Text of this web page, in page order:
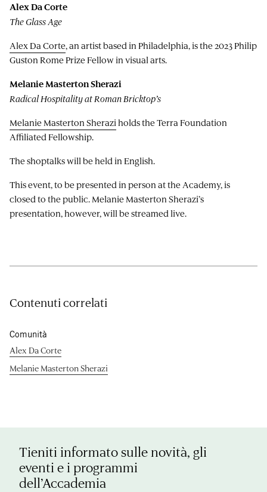
Alex Da Corte
The Glass Age
Alex Da Corte, an artist based in Philadelphia, is the 2023 Philip
Guston Rome Prize Fellow in visual arts.
Melanie Masterton Sherazi
Radical Hospitality at Roman Bricktop’s
Melanie Masterton Sherazi holds the Terra Foundation
Affiliated Fellowship.
The shoptalks will be held in English.
This event, to be presented in person at the Academy, is
closed to the public. Melanie Masterton Sherazi’s
presentation, however, will be streamed live.
Contenuti correlati
Comunità
Alex Da Corte
Melanie Masterton Sherazi
Tieniti informato sulle novità, gli
eventi e i programmi
dell’Accademia